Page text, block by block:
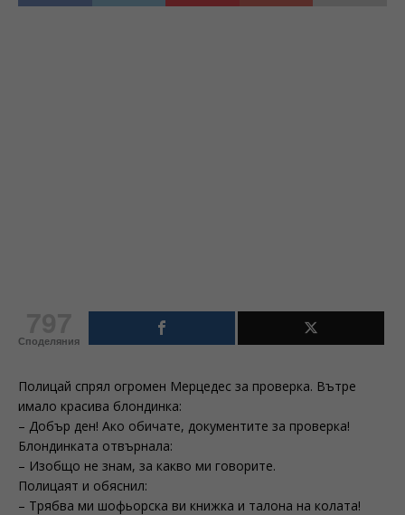
Споделяния
Полицай спрял огромен Мерцедес за проверка. Вътре
имало красива блондинка:
– Добър ден! Ако обичате, документите за проверка!
Блондинката отвърнала:
– Изобщо не знам, за какво ми говорите.
Полицаят и обяснил:
– Трябва ми шофьорска ви книжка и талона на колата!